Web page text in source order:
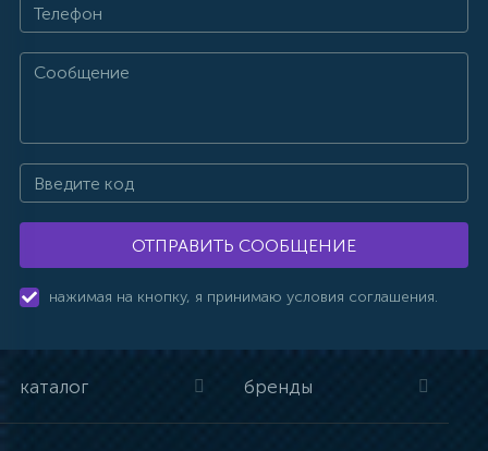
ОТПРАВИТЬ СООБЩЕНИЕ
нажимая на кнопку, я принимаю условия соглашения.
каталог бренды